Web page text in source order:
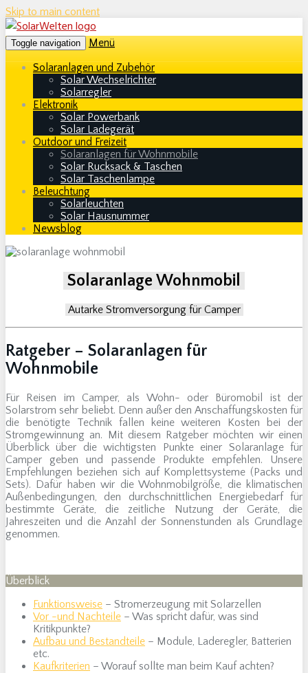
Skip to main content
Toggle navigation
Menü
Solaranlagen und Zubehör
Solar Wechselrichter
Solarregler
Elektronik
Solar Powerbank
Solar Ladegerät
Outdoor und Freizeit
Solaranlagen für Wohnmobile
Solar Rucksack & Taschen
Solar Taschenlampe
Beleuchtung
Solarleuchten
Solar Hausnummer
Newsblog
Solaranlage Wohnmobil
Autarke Stromversorgung für Camper
Ratgeber – Solaranlagen für
Wohnmobile
Für Reisen im Camper, als Wohn- oder Büromobil ist der
Solarstrom sehr beliebt. Denn außer den Anschaffungskosten für
die benötigte Technik fallen keine weiteren Kosten bei der
Stromgewinnung an. Mit diesem Ratgeber möchten wir einen
Überblick über die wichtigsten Punkte einer Solaranlage für
Camper geben und passende Produkte empfehlen. Unsere
Empfehlungen beziehen sich auf Komplettsysteme (Packs und
Sets). Dafür haben wir die Wohnmobilgröße, die klimatischen
Außenbedingungen, den durchschnittlichen Energiebedarf für
bestimmte Geräte, die zeitliche Nutzung der Geräte, die
Jahreszeiten und die Anzahl der Sonnenstunden als Grundlage
genommen.
Überblick
Funktionsweise – Stromerzeugung mit Solarzellen
Vor -und Nachteile – Was spricht dafür, was sind
Kritikpunkte?
Aufbau und Bestandteile – Module, Laderegler, Batterien
etc.
Kaufkriterien – Worauf sollte man beim Kauf achten?